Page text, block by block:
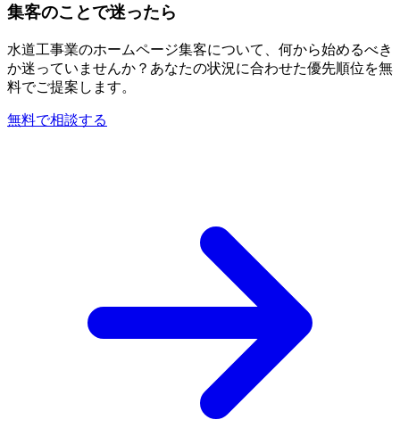
集客のことで迷ったら
水道工事業のホームページ集客について、何から始めるべき
か迷っていませんか？あなたの状況に合わせた優先順位を無
料でご提案します。
無料で相談する